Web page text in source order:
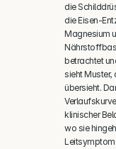
die
die Eisen-
Magnesium
betrachtet
sieht
übersieht.
klinischer
wo sie
Leitsymptom